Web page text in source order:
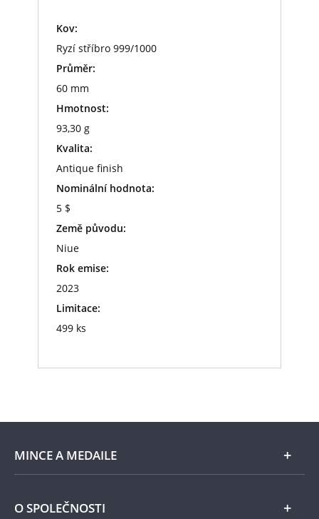
Kov:
Ryzí stříbro 999/1000
Průměr:
60 mm
Hmotnost:
93,30 g
Kvalita:
Antique finish
Nominální hodnota:
5 $
Země původu:
Niue
Rok emise:
2023
Limitace:
499 ks
MINCE A MEDAILE
E-shop
O SPOLEČNOSTI